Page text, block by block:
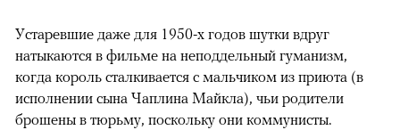
Устаревшие даже для 1950-х годов шутки вдруг
натыкаются в фильме на неподдельный гуманизм,
когда король сталкивается с мальчиком из приюта (в
исполнении сына Чаплина Майкла), чьи родители
брошены в тюрьму, поскольку они коммунисты.